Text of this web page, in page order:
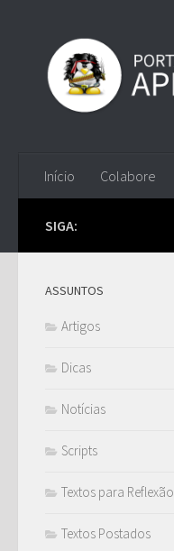
Início Colabore
SIGA:
ASSUNTOS
Artigos
Dicas
Notícias
Scripts
Textos para Reflexão
Textos Postados